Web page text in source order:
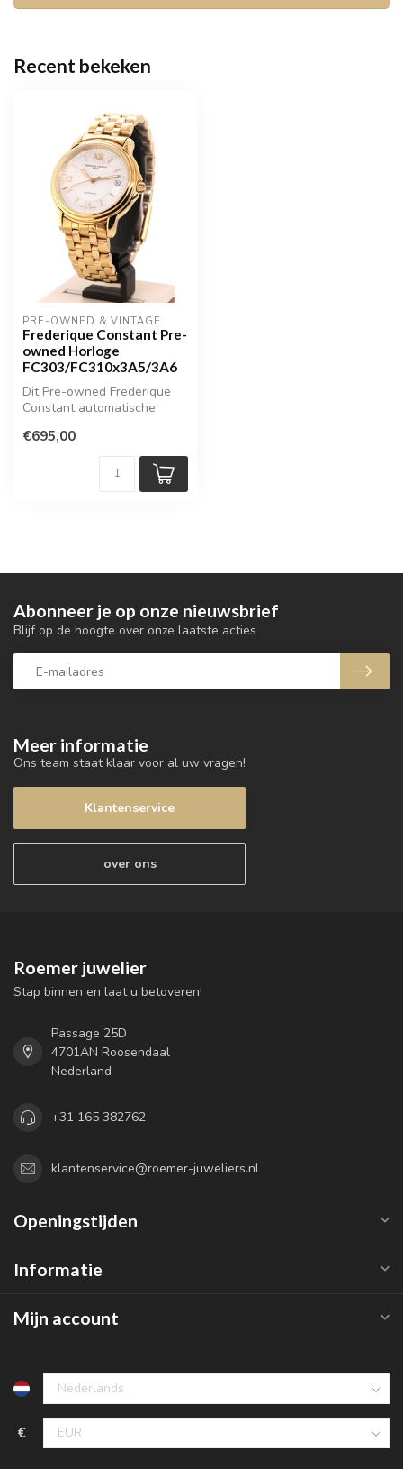
Recent bekeken
PRE-OWNED & VINTAGE
Frederique Constant Pre-
owned Horloge
FC303/FC310x3A5/3A6
Dit Pre-owned Frederique
Constant automatische
klassieke Zwit...
€695,00
Meer informatie
Ons team staat klaar voor al uw vragen!
Klantenservice
over ons
Abonneer je op onze nieuwsbrief
Blijf op de hoogte over onze laatste acties
Roemer juwelier
Stap binnen en laat u betoveren!
Passage 25D
4701AN Roosendaal
Nederland
+31 165 382762
klantenservice@roemer-juweliers.nl
Openingstijden
Informatie
Mijn account
€